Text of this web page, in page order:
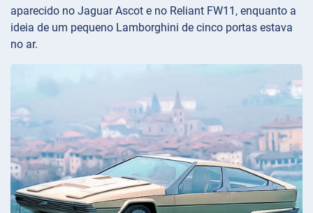
aparecido no Jaguar Ascot e no Reliant FW11, enquanto a
ideia de um pequeno Lamborghini de cinco portas estava
no ar.